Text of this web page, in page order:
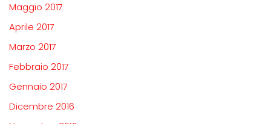
Maggio 2017
Aprile 2017
Marzo 2017
Febbraio 2017
Gennaio 2017
Dicembre 2016